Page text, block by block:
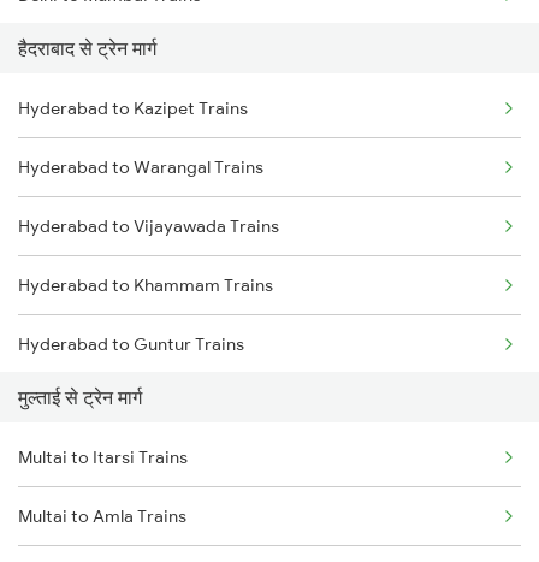
Mumbai to Pune Trains
Delhi to Jammu Trains
Mumbai to Delhi Trains
Mumbai to Goa Trains
Chennai to Coimbatore Trains
हैदराबाद से ट्रेन मार्ग
Hyderabad to Kazipet Trains
Hyderabad to Warangal Trains
Hyderabad to Vijayawada Trains
Hyderabad to Khammam Trains
Hyderabad to Guntur Trains
Hyderabad to Rajahmundry Trains
Hyderabad to Vikarabad Trains
Hyderabad to Lingampalli Trains
मुल्ताई से ट्रेन मार्ग
Multai to Itarsi Trains
Multai to Amla Trains